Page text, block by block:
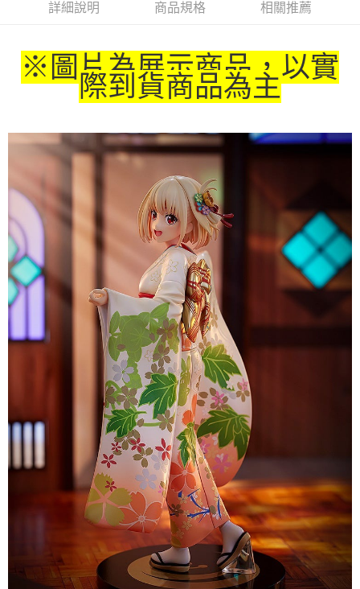
每筆NT$9,999
每筆NT$65，滿NT$1,300(含以上)免運費
付款後7-11取貨
宅配-木棉花樂園專用
每筆NT$100，滿NT$1,300(含以上)免運費
宅配-離島(澎湖/金門/馬祖)-木棉花樂園專用
每筆NT$220
黑貓宅配-貨到付款
每筆NT$150
詳細說明 商品規格 相關推薦
※圖片為展示商品，以實
際到貨商品為主